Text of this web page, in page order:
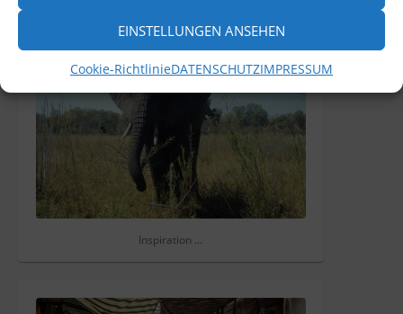
EINSTELLUNGEN ANSEHEN
Cookie-RichtlinieDATENSCHUTZIMPRESSUM
Inspiration ...